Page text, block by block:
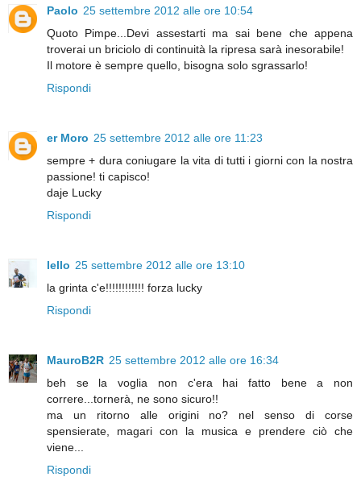
Paolo 25 settembre 2012 alle ore 10:54
Quoto Pimpe...Devi assestarti ma sai bene che appena
troverai un briciolo di continuità la ripresa sarà inesorabile!
Il motore è sempre quello, bisogna solo sgrassarlo!
Rispondi
er Moro 25 settembre 2012 alle ore 11:23
sempre + dura coniugare la vita di tutti i giorni con la nostra
passione! ti capisco!
daje Lucky
Rispondi
lello 25 settembre 2012 alle ore 13:10
la grinta c'e!!!!!!!!!!!! forza lucky
Rispondi
MauroB2R 25 settembre 2012 alle ore 16:34
beh se la voglia non c'era hai fatto bene a non
correre...tornerà, ne sono sicuro!!
ma un ritorno alle origini no? nel senso di corse
spensierate, magari con la musica e prendere ciò che
viene...
Rispondi